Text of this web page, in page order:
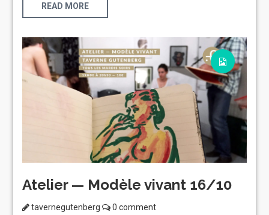
READ MORE
Atelier — Modèle vivant 16/10
tavernegutenberg
0 comment